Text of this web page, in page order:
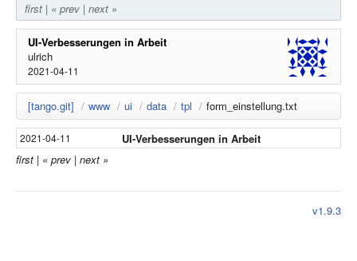
activity
search
login
first | « prev | next »
UI-Verbesserungen in Arbeit
ulrich
2021-04-11
[tango.git] / www / ui / data / tpl / form_einstellung.txt
2021-04-11
UI-Verbesserungen in Arbeit
first | « prev | next »
v1.9.3